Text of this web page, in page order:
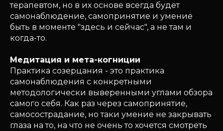
терапевтом, но в их основе всегда будет
самонаблюдение, самопринятие и умение
быть в моменте "здесь и сейчас", а не там и
когда-то.
Медитация и мета-когниции
Практика созерцания - это практика
самонаблюдения с конкретными
методологически выверенными углами обзора
самого себя. Как раз через самопринятие,
самосострадание, но таки умение не закрывать
глаза на то, на что не очень то хочется смотреть